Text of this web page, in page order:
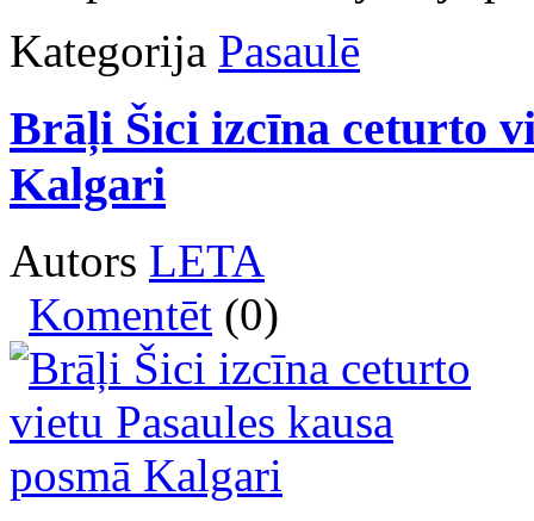
Kategorija Pasaulē
Brāļi Šici izcīna ceturto
Kalgari
Autors LETA
Komentēt (0)